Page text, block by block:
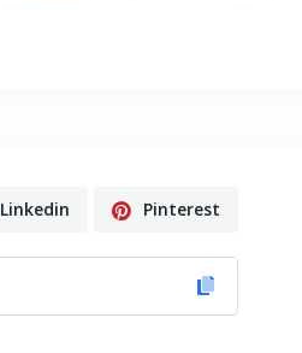
Linkedin Pinterest